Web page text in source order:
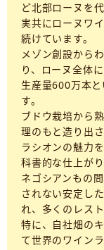
ど北部ローヌを
実共にローヌワ
続けています。
メゾン創設から
り、ローヌ全体
生産量600万本
す。
ブドウ栽培から
理のもと造り出
ラシオンの魅力
科書的な仕上が
ネゴシアンもの
されない安定し
れ、多くのレス
特に、自社畑の
て世界のワイン